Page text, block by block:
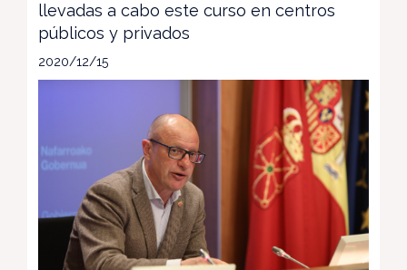
llevadas a cabo este curso en centros
públicos y privados
2020/12/15